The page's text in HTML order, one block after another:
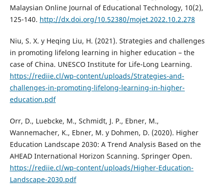
Malaysian Online Journal of Educational Technology, 10(2),
125-140. http://dx.doi.org/10.52380/mojet.2022.10.2.278
Niu, S. X. y Heqing Liu, H. (2021). Strategies and challenges
in promoting lifelong learning in higher education – the
case of China. UNESCO Institute for Life-Long Learning.
https://rediie.cl/wp-content/uploads/Strategies-and-
challenges-in-promoting-lifelong-learning-in-higher-
education.pdf
Orr, D., Luebcke, M., Schmidt, J. P., Ebner, M.,
Wannemacher, K., Ebner, M. y Dohmen, D. (2020). Higher
Education Landscape 2030: A Trend Analysis Based on the
AHEAD International Horizon Scanning. Springer Open.
https://rediie.cl/wp-content/uploads/Higher-Education-
Landscape-2030.pdf